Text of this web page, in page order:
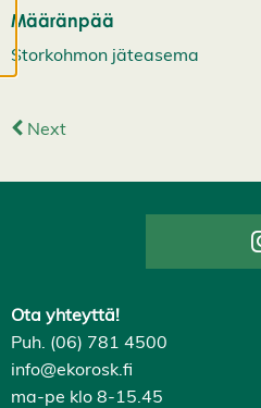
u
o
k
a
ä
u
si
Määränpää
Storkohmon jäteasema
Next
Ota yhteyttä!
Puh. (06) 781 4500
info@ekorosk.fi
ma-pe klo 8-15.45